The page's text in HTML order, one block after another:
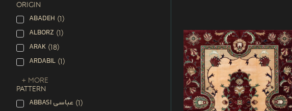
ORIGIN
ABADEH (1)
ALBORZ (1)
ARAK (18)
ARDABIL (1)
+ More
PATTERN
ABBASI عباسی (1)